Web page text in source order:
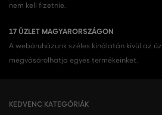
nem kell fizetnie.
17 ÜZLET MAGYARORSZÁGON
A webáruházunk széles kínálatán kívül az
megvásárolhatja egyes termékeinket.
KEDVENC KATEGÓRIÁK